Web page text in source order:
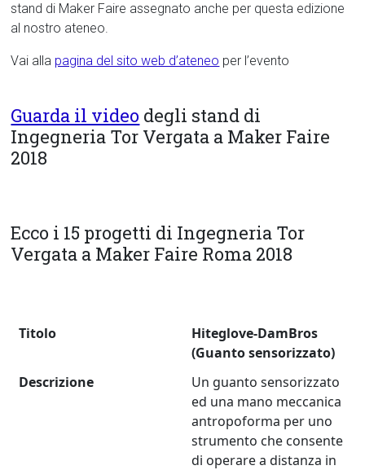
stand di Maker Faire assegnato anche per questa edizione
al nostro ateneo.
Vai alla pagina del sito web d’ateneo per l’evento
Guarda il video degli stand di
Ingegneria Tor Vergata a Maker Faire
2018
Ecco i 15 progetti di Ingegneria Tor
Vergata a Maker Faire Roma 2018
Titolo
Hiteglove-DamBros
(Guanto sensorizzato)
Descrizione
Un guanto sensorizzato
ed una mano meccanica
antropoforma per uno
strumento che consente
di operare a distanza in